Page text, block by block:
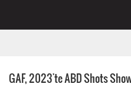
GAF, 2023'te ABD Shots